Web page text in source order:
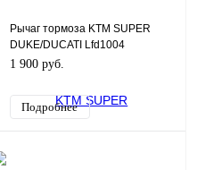
Рычаг тормоза KTM SUPER
DUKE/DUCATI Lfd1004
1 900 руб.
Подробнее